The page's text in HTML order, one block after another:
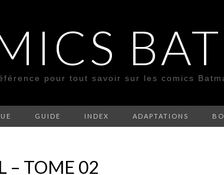
pour tout savoir sur les comics
GUIDE INDEX ADAPTATIONS
– TOME 02